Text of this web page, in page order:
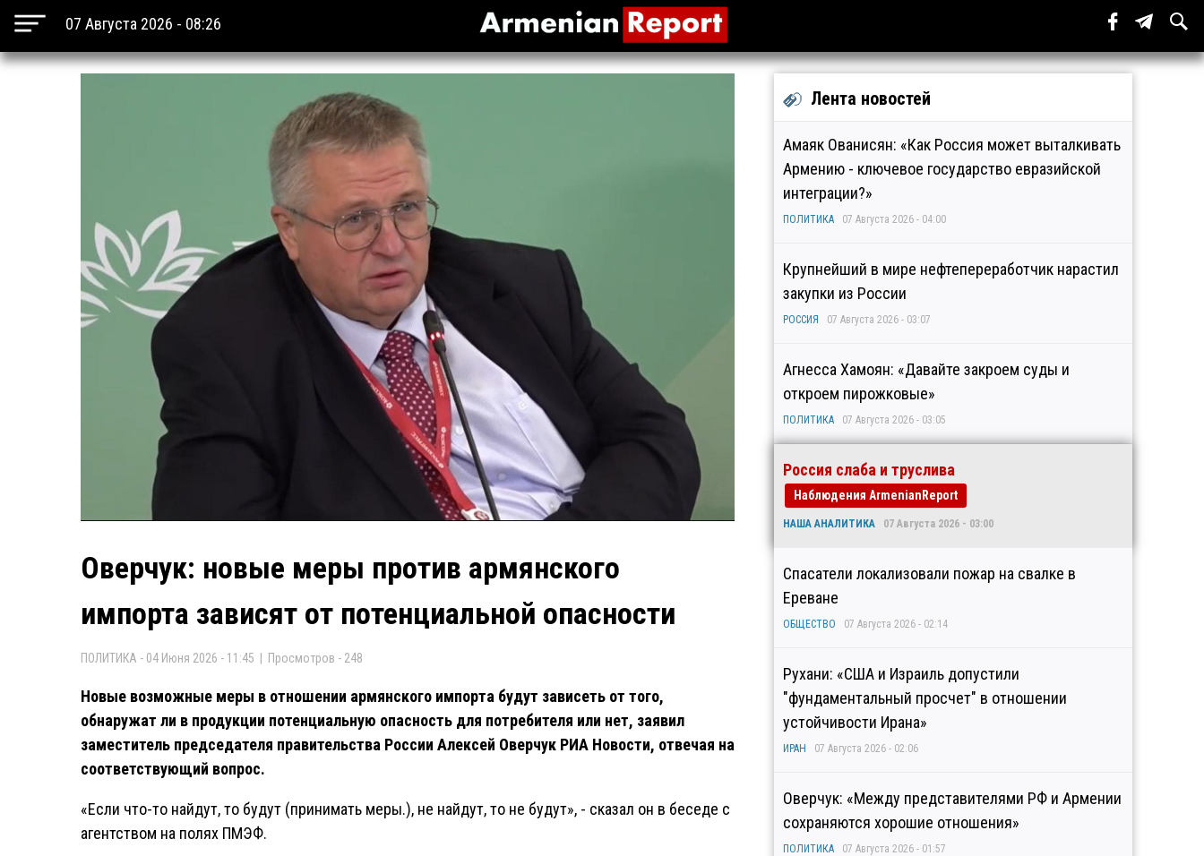
07 Августа 2026 - 08:26
Оверчук: новые меры против армянского
импорта зависят от потенциальной опасности
ПОЛИТИКА - 04 Июня 2026 - 11:45 | Просмотров - 248
Новые возможные меры в отношении армянского импорта будут зависеть от того,
обнаружат ли в продукции потенциальную опасность для потребителя или нет, заявил
заместитель председателя правительства России Алексей Оверчук РИА Новости, отвечая на
соответствующий вопрос.
«Если что-то найдут, то будут (принимать меры.), не найдут, то не будут», - сказал он в беседе с
агентством на полях ПМЭФ.
Лента новостей
Амаяк Ованисян: «Как Россия может выталкивать
Армению - ключевое государство евразийской
интеграции?»
ПОЛИТИКА 07 Августа 2026 - 04:00
Крупнейший в мире нефтепереработчик нарастил
закупки из России
РОССИЯ 07 Августа 2026 - 03:07
Агнесса Хамоян: «Давайте закроем суды и
откроем пирожковые»
ПОЛИТИКА 07 Августа 2026 - 03:05
Россия слаба и труслива
Наблюдения ArmenianReport
НАША АНАЛИТИКА 07 Августа 2026 - 03:00
Спасатели локализовали пожар на свалке в
Ереване
ОБЩЕСТВО 07 Августа 2026 - 02:14
Рухани: «США и Израиль допустили
"фундаментальный просчет" в отношении
устойчивости Ирана»
ИРАН 07 Августа 2026 - 02:06
Оверчук: «Между представителями РФ и Армении
сохраняются хорошие отношения»
ПОЛИТИКА 07 Августа 2026 - 01:57